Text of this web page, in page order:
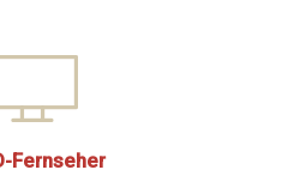
Fernseher